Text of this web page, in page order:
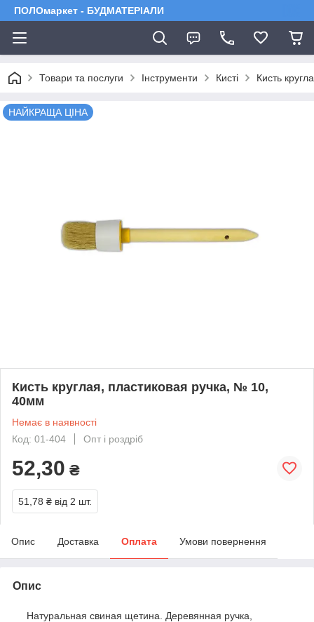
ПОЛОмаркет - БУДМАТЕРІАЛИ
Товари та послуги Інструменти Кисті Кисть
НАЙКРАЩА ЦІНА
Кисть круглая, пластиковая ручка, № 10,
40мм
Немає в наявності
Код: 01-404
Опт і роздріб
52,30 ₴
51,78 ₴ від 2 шт.
Опис Доставка Оплата Умови повернення
Опис
Натуральная свиная щетина. Деревянная ручка,